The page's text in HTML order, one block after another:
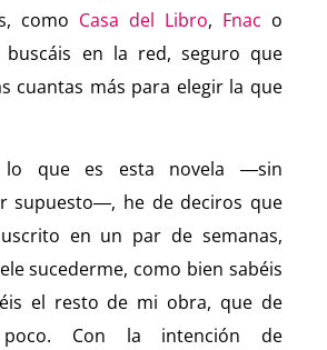
como Casa del Libro, Fnac o
en la red, seguro que
cuantas más para elegir la que
lo que es esta novela ―sin
supuesto―, he de deciros que
en un par de semanas,
sucederme, como bien sabéis
el resto de mi obra, que de
Con la intención de